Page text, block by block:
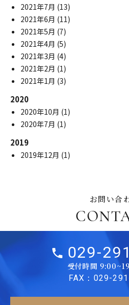
2021年7月 (13)
2021年6月 (11)
2021年5月 (7)
2021年4月 (5)
2021年3月 (4)
2021年2月 (1)
2021年1月 (3)
2020
2020年10月 (1)
2020年7月 (1)
2019
2019年12月 (1)
お問い合
029-
受付時間
FAX：029-